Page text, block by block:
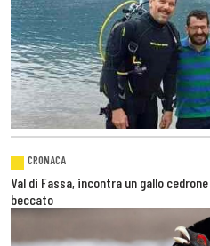
CRONACA
Val di Fassa, incontra un gallo
beccato